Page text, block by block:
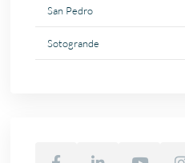
San Pedro
Sotogrande